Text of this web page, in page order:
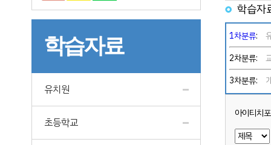
학습자료
유치원
초등학교
학습
1차분류:
2차분류:
3차분류:
아이티치